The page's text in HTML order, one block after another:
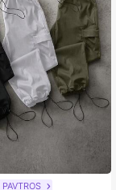
PAVTROS